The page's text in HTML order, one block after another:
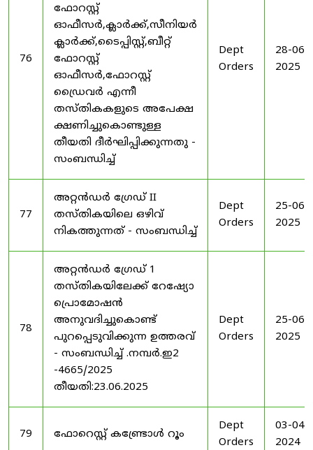
76
ഫോറസ്റ്റ്
ഓഫീസർ,ക്ലാർക്ക്,സീനിയർ
ക്ലാർക്ക്,ടൈപ്പിസ്റ്റ്,ബീറ്റ്
ഫോറസ്റ്റ്
ഓഫീസർ,ഫോറസ്റ്റ്
ഡ്രൈവർ എന്നീ
തസ്തികകളുടെ അപേക്ഷ
ക്ഷണിച്ചുകൊണ്ടുള്ള
തീയതി ദീർഘിപ്പിക്കുന്നതു -
സംബന്ധിച്ച്
Dept
Orders
28-06-
2025
77
അറ്റൻഡർ ഗ്രേഡ് II
തസ്തികയിലെ ഒഴിവ്
നികത്തുന്നത് - സംബന്ധിച്ച്
Dept
Orders
25-06-
2025
78
അറ്റൻഡർ ഗ്രേഡ് 1
തസ്തികയിലേക്ക് റേഷ്യോ
പ്രൊമോഷൻ
അനുവദിച്ചുകൊണ്ട്
പുറപ്പെടുവിക്കുന്ന ഉത്തരവ്
- സംബന്ധിച്ച് .നമ്പർ.ഇ2
-4665/2025
തീയതി:23.06.2025
Dept
Orders
25-06-
2025
79 ഫോറെസ്റ്റ് കണ്ട്രോൾ റൂം
Dept
Orders
03-04-
2024